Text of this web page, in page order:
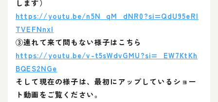
します）
https://youtu.be/n5N_qM_dNR0?si=QdU95eRl
TVEFNnxI
③連れて来て間もない様子はこちら
https://youtu.be/v-t5sWdvGMU?si=_EW7KtKh
BQES2NGe
そして現在の様子は、最初にアップしているショー
ト動画をご覧ください。